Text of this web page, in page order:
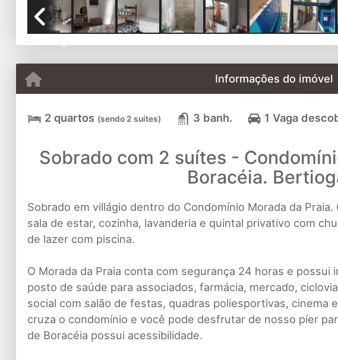
Previous
Informações do imóvel
2 quartos (sendo 2 suítes) 3 banh. 1 Vaga
Sobrado com 2 suítes -
Boracéia.
Sobrado em villágio dentro do Condomínio Morada da
sala de estar, cozinha, lavanderia e quintal privativo com
de lazer com piscina.
O Morada da Praia conta com segurança 24 horas e
posto de saúde para associados, farmácia, mercado,
social com salão de festas, quadras poliesportivas, cinema
cruza o condomínio e você pode desfrutar de nosso píer
de Boracéia possui acessibilidade.